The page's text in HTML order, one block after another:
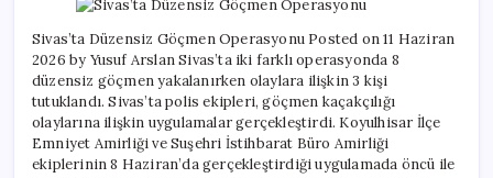
Sivas’ta Düzensiz Göçmen Operasyonu Posted on 11 Haziran
2026 by Yusuf Arslan Sivas’ta iki farklı operasyonda 8
düzensiz göçmen yakalanırken olaylara ilişkin 3 kişi
tutuklandı. Sivas’ta polis ekipleri, göçmen kaçakçılığı
olaylarına ilişkin uygulamalar gerçekleştirdi. Koyulhisar İlçe
Emniyet Amirliği ve Suşehri İstihbarat Büro Amirliği
ekiplerinin 8 Haziran’da gerçekleştirdiği uygulamada öncü ile